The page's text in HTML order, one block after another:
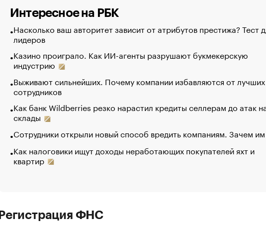
Интересное на РБК
Насколько ваш авторитет зависит от атрибутов престижа? Тест
лидеров
Казино проиграло. Как ИИ-агенты разрушают букмекерскую
индустрию
Выживают сильнейших. Почему компании избавляются от лучших
сотрудников
Как банк Wildberries резко нарастил кредиты селлерам до атак
склады
Сотрудники открыли новый способ вредить компаниям. Зачем
Как налоговики ищут доходы неработающих покупателей яхт и
квартир
Регистрация ФНС